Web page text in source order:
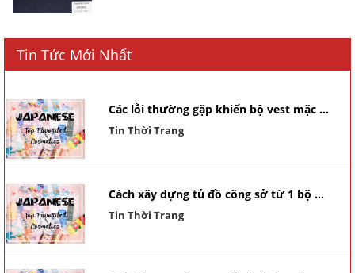
Tin Tức Mới Nhất
Các lỗi thường gặp khiến bộ vest mặc ...
Tin Thời Trang
Cách xây dựng tủ đồ công sở từ 1 bộ ...
Tin Thời Trang